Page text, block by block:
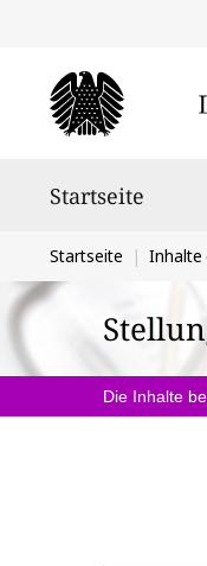
Startseite
Sie
befinden
sich
hier:
Startseite Inhalte
Die Inhalte